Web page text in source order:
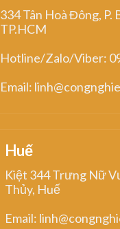
334 Tân Hoà Đông, P.
TP.HCM
Hotline/Zalo/Viber:
Email:
Huế
Kiệt 344 Trưng Nữ
Thủy, Huế
Email: